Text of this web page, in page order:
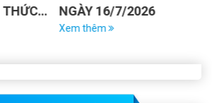
16/7/2026
NGÀY 13/7/